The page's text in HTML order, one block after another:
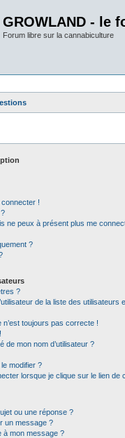
GROWLAND - le
Forum libre sur la cannabiculture
!
ne peux à présent plus me
?
?
de la liste des utilisateurs
n’est toujours pas correcte !
de mon nom d’utilisateur ?
modifier ?
lorsque je clique sur le lien de
ou une réponse ?
un message ?
à mon message ?